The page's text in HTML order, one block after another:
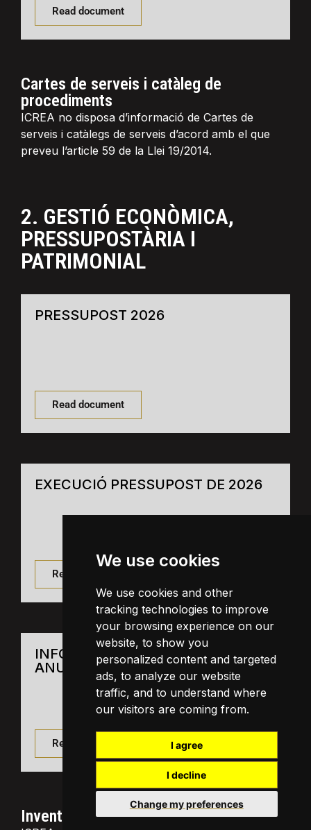
We use cookies
We use cookies and other
tracking technologies to improve
your browsing experience on our
website, to show you
personalized content and targeted
ads, to analyze our website
traffic, and to understand where
our visitors are coming from.
I agree
I decline
Change my preferences
Read document
Cartes de serveis i catàleg de
procediments
ICREA no disposa d’informació de Cartes de
serveis i catàlegs de serveis d’acord amb el que
preveu l’article 59 de la Llei 19/2014.
2. GESTIÓ ECONÒMICA,
PRESSUPOSTÀRIA I
PATRIMONIAL
PRESSUPOST 2026
Read document
EXECUCIÓ PRESSUPOST DE 2026
Read document
INFORME AUDITORIA I COMPTES
ANUALS 2025
Read document
Inventari de bens inmobles